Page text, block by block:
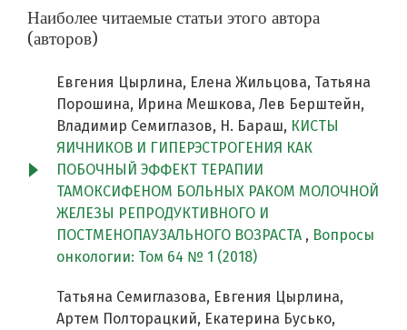
Наиболее читаемые статьи этого автора
(авторов)
Евгения Цырлина, Елена Жильцова, Татьяна
Порошина, Ирина Мешкова, Лев Берштейн,
Владимир Семиглазов, Н. Бараш, КИСТЫ
ЯИЧНИКОВ И ГИПЕРЭСТРОГЕНИЯ КАК
ПОБОЧНЫЙ ЭФФЕКТ ТЕРАПИИ
ТАМОКСИФЕНОМ БОЛЬНЫХ РАКОМ МОЛОЧНОЙ
ЖЕЛЕЗЫ РЕПРОДУКТИВНОГО И
ПОСТМЕНОПАУЗАЛЬНОГО ВОЗРАСТА , Вопросы
онкологии: Том 64 № 1 (2018)
Татьяна Семиглазова, Евгения Цырлина,
Артем Полторацкий, Екатерина Бусько,